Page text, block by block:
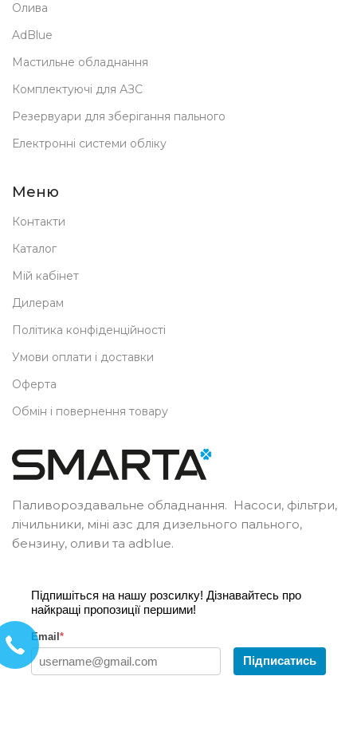
Олива
AdBlue
Мастильне обладнання
Комплектуючі для АЗС
Резервуари для зберігання пального
Електронні системи обліку
Меню
Контакти
Каталог
Мій кабінет
Дилерам
Політика конфіденційності
Умови оплати і доставки
Оферта
Обмін і повернення товару
Паливороздавальне обладнання. Насоси, фільтри,
лічильники, міні азс для дизельного пального,
бензину, оливи та adblue.
Підпишіться на нашу розсилку! Дізнавайтесь про
найкращі пропозиції першими!
Email *
Підписатись